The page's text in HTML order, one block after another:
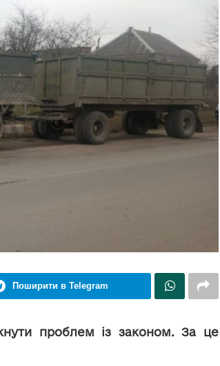
Поширити в Telegram
проблем із законом. За це